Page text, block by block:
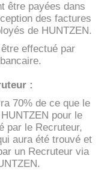
être payées dans
des factures
de HUNTZEN.
effectué par
:
70% de ce que le
pour le
par le Recruteur,
aura été trouvé et
un Recruteur via